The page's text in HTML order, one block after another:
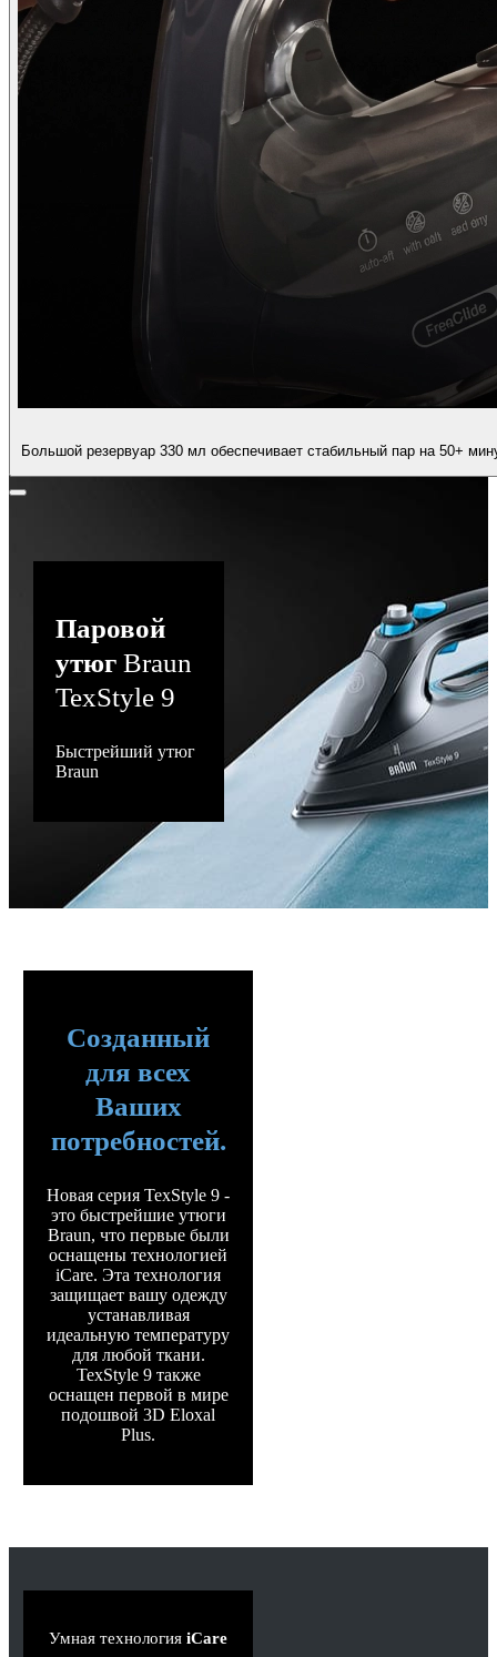
Большой резервуар 330 мл обеспечивает стабильный пар на 50+
Паровой
утюгBraun
TexStyle 9
Быстрейший утюг
Braun
Созданный
для всех
Ваших
потребностей.
Новая серия TexStyle 9 -
это быстрейшие утюги
Braun, что первые были
оснащены технологией
iCare. Эта технология
защищает вашу одежду
устанавливая
идеальную температуру
для любой ткани.
TexStyle 9 также
оснащен первой в мире
подошвой 3D Eloxal
Plus.
Умная технологияiCare